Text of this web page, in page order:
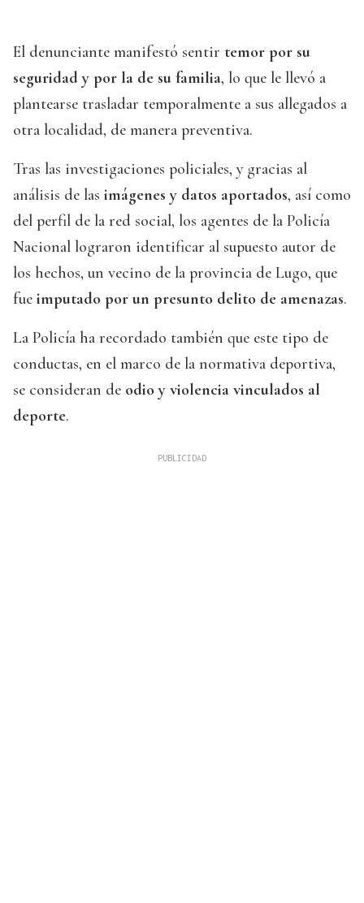
El denunciante manifestó sentir temor por su
seguridad y por la de su familia, lo que le llevó a
plantearse trasladar temporalmente a sus allegados a
otra localidad, de manera preventiva.
Tras las investigaciones policiales, y gracias al
análisis de las imágenes y datos aportados, así como
del perfil de la red social, los agentes de la Policía
Nacional lograron identificar al supuesto autor de
los hechos, un vecino de la provincia de Lugo, que
fue imputado por un presunto delito de amenazas.
La Policía ha recordado también que este tipo de
conductas, en el marco de la normativa deportiva,
se consideran de odio y violencia vinculados al
deporte.